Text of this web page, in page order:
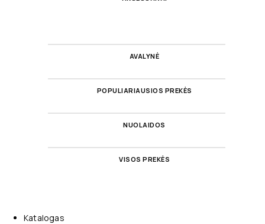
AVALYNĖ
POPULIARIAUSIOS PREKĖS
NUOLAIDOS
VISOS PREKĖS
Katalogas